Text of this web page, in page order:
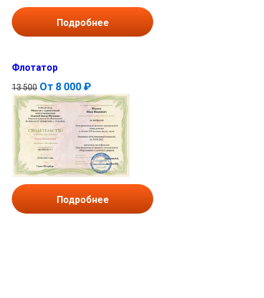
Подробнее
Флотатор
13 500 От 8 000 ₽
Подробнее